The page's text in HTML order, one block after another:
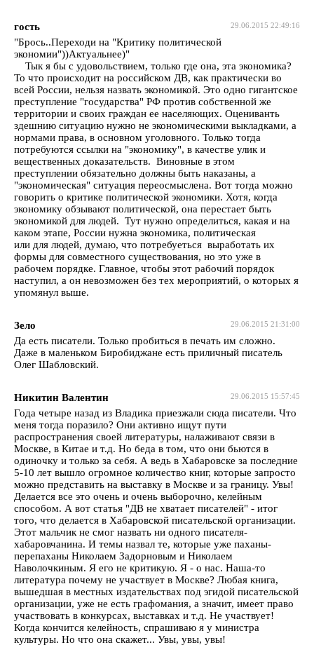
29.06.2015 22:49:16
гость
"Брось..Переходи на "Критику политической
экономии"))Актуальнее)"
Тык я бы с удовольствием, только где она, эта экономика?
То что происходит на российском ДВ, как практически во
всей России, нельзя назвать экономикой. Это одно гигантское
преступление "государства" РФ против собственной же
территории и своих граждан ее населяющих. Оцениванть
здешнию ситуацию нужно не экономическими выкладками, а
нормами права, в основном уголовного. Только тогда
потребуются ссылки на "экономику", в качестве улик и
вещественных доказательств. Виновные в этом
преступлении обязательно должны быть наказаны, а
"экономическая" ситуация переосмыслена. Вот тогда можно
говорить о критике политической экономики. Хотя, когда
экономику обзывают политической, она перестает быть
экономикой для людей. Тут нужно определиться, какая и на
каком этапе, России нужна экономика, политическая
или для людей, думаю, что потребуеться выработать их
формы для совместного существования, но это уже в
рабочем порядке. Главное, чтобы этот рабочий порядок
наступил, а он невозможен без тех мероприятий, о которых я
упомянул выше.
29.06.2015 21:31:00
Зело
Да есть писатели. Только пробиться в печать им сложно.
Даже в маленьком Биробиджане есть приличный писатель
Олег Шабловский.
29.06.2015 15:57:45
Никитин Валентин
Года четыре назад из Владика приезжали сюда писатели. Что
меня тогда поразило? Они активно ищут пути
распространения своей литературы, налаживают связи в
Москве, в Китае и т.д. Но беда в том, что они бьются в
одиночку и только за себя. А ведь в Хабаровске за последние
5-10 лет вышло огромное количество книг, которые запросто
можно представить на выставку в Москве и за границу. Увы!
Делается все это очень и очень выборочно, келейным
способом. А вот статья "ДВ не хватает писателей" - итог
того, что делается в Хабаровской писательской организации.
Этот мальчик не смог назвать ни одного писателя-
хабаровчанина. И темы назвал те, которые уже паханы-
перепаханы Николаем Задорновым и Николаем
Наволочкиным. Я его не критикую. Я - о нас. Наша-то
литература почему не участвует в Москве? Любая книга,
вышедшая в местных издательствах под эгидой писательской
организации, уже не есть графомания, а значит, имеет право
участвовать в конкурсах, выставках и т.д. Не участвует!
Когда кончится келейность, спрашиваю я у министра
культуры. Но что она скажет... Увы, увы, увы!